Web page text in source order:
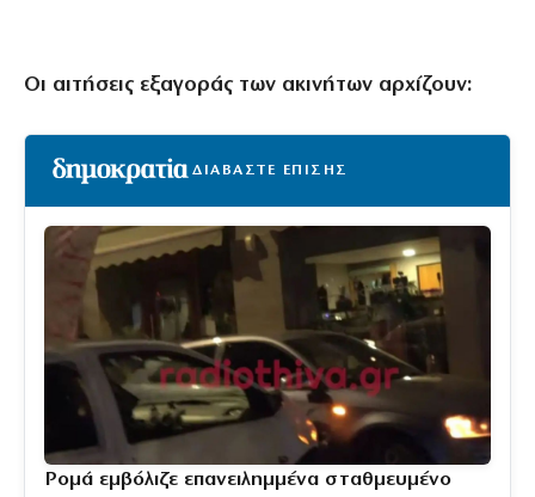
Οι αιτήσεις εξαγοράς των ακινήτων αρχίζουν:
ΔΙΑΒΑΣΤΕ ΕΠΙΣΗΣ
Ρομά εμβόλιζε επανειλημμένα σταθμευμένο